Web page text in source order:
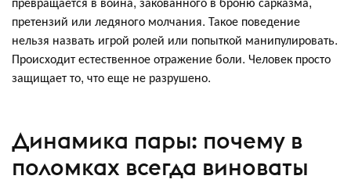
претензий или ледяного молчания. Такое поведение
нельзя назвать игрой ролей или попыткой манипулировать.
Происходит естественное отражение боли. Человек просто
защищает то, что еще не разрушено.
Динамика пары: почему в
поломках всегда виноваты